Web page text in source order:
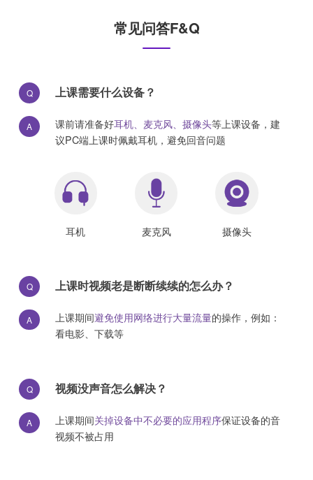
常见问答F&Q
Q 上课需要什么设备？
A 课前请准备好耳机、麦克风、摄像头等上课设备，建
议PC端上课时佩戴耳机，避免回音问题
Q 上课时视频老是断断续续的怎么办？
A 上课期间避免使用网络进行大量流量的操作，例如：
看电影、下载等
Q 视频没声音怎么解决？
A 上课期间关掉设备中不必要的应用程序保证设备的音
视频不被占用
耳机 麦克风 摄像头